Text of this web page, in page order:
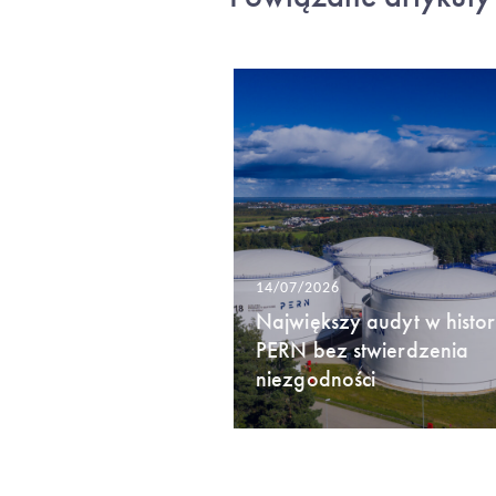
14/07/2026
Największy audyt w
PERN bez stwierdzenia
niezgodności